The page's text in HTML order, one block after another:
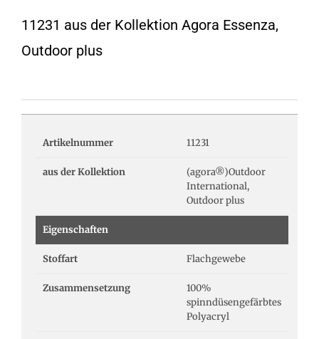
11231 aus der Kollektion Agora Essenza,
Outdoor plus
Artikelnummer 11231
aus der Kollektion
(agora®)Outdoor
International,
Outdoor plus
Eigenschaften
Stoffart Flachgewebe
Zusammensetzung
100%
spinndüsengefärbtes
Polyacryl